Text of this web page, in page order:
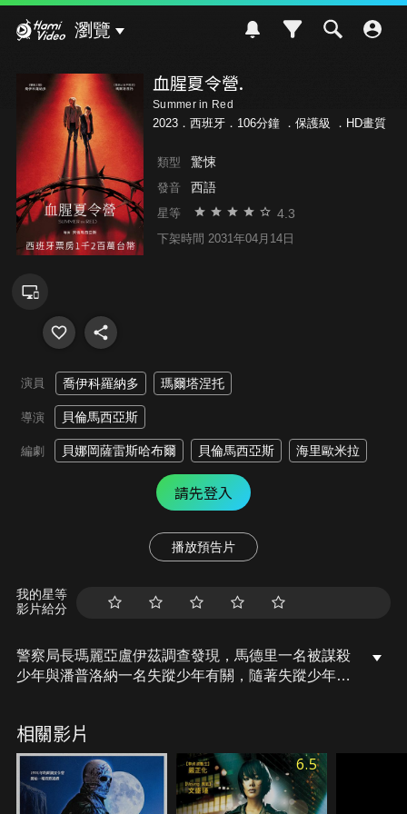
瀏覽
血腥夏令營.
Summer in Red
2023．西班牙．106分鐘 ． 保護級 ．HD畫質
類型 驚悚
發音 西語
星等 4.3
下架時間 2031年04月14日
演員 喬伊科羅納多 瑪爾塔涅托
導演 貝倫馬西亞斯
編劇 貝娜岡薩雷斯哈布爾 貝倫馬西亞斯 海里歐米拉
請先登入
播放預告片
我的星等
影片給分
警察局長瑪麗亞盧伊茲調查發現，馬德里一名被謀殺
少年與潘普洛納一名失蹤少年有關，隨著失蹤少年遺
聯手，找到了一個關鍵線索，揭開了神秘殺手的身
分。
相關影片
6.5